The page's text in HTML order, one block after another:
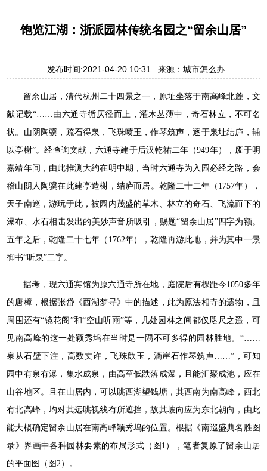
饱览江湖：浙派园林传统名园之“留余山居”
发布时间:2021-04-20 10:31 来源：城市怎么办
留余山居，清代杭州二十四景之一，原址坐落于南高峰北麓，文
献记载“……由六通寺循仄径而上，灌木丛薄中，奇石林立，不可名
状。山阴陶骥，疏石得泉，飞珠喷玉，作琴筑声，逐于泉址结庐，辅
以亭榭”。经查询文献，六通寺建于后汉乾祐二年（949年），废于明
嘉靖年间，由此推测大约在明中期，当时六通寺为入园必经之路，会
稽山阴人陶骥在此建亭造榭，结庐而居。乾隆二十二年（1757年），
天子南巡，游玩于此，被园内茂盛的草木、林立的奇石、飞流而下的
瀑布、水石相击发出的美妙声音所吸引，赐题“留余山居”四字为额。
五年之后，乾隆二十七年（1762年），乾隆再游此地，并为其中一景
御书“听泉”二字。
据考，现六通宾馆为原六通寺所在地，庭院后有棵距今1050多年
的唐樟，根据张岱《西湖梦寻》中的描述，此为原法相寺的遗物，且
周围还有“镜花阁”和“空山听雨”等，几处园林之间都仅咫尺之遥，可
见南高峰的这一处颖秀坞在当时是一隅不可多得的园林胜地。“……
泉从石壁下注，高数丈许，飞珠歕玉，滴崖石作琴筑声……”，可知
园中有泉有瀑，集水成泉，由高至低跌落成瀑，且能汇聚成池，应在
山谷地区。且在山居内，可以眺西湖望钱塘，其西南为南高峰，西北
有北高峰，均对其远眺视线有所遮挡，故其坡向应为东北朝向，由此
能大概确定留余山居在南高峰颖秀坞的位置。根据《南巡盛典名胜图
录》界画中各种园林要素的布局形式（图1），笔者复原了留余山居
的平面图（图2）。